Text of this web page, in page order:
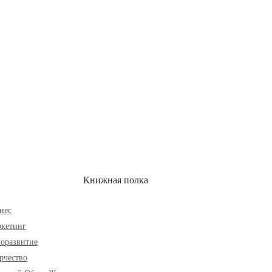
Книжная полка